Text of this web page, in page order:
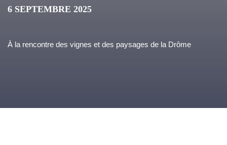
6 SEPTEMBRE 2025
À la rencontre des vignes et des paysages de la Drôme